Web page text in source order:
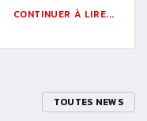
CONTINUER À LIRE...
TOUTES NEWS